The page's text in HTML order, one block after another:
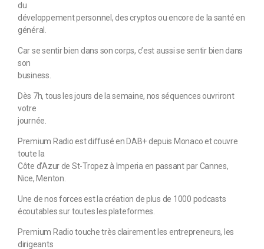
du
développement personnel, des cryptos ou encore de la santé en
général.
Car se sentir bien dans son corps, c’est aussi se sentir bien dans
son
business.
Dès 7h, tous les jours de la semaine, nos séquences ouvriront
votre
journée.
Premium Radio est diffusé en DAB+ depuis Monaco et couvre
toute la
Côte d’Azur de St-Tropez à Imperia en passant par Cannes,
Nice, Menton.
Une de nos forces est la création de plus de 1000 podcasts
écoutables sur toutes les plateformes.
Premium Radio touche très clairement les entrepreneurs, les
dirigeants